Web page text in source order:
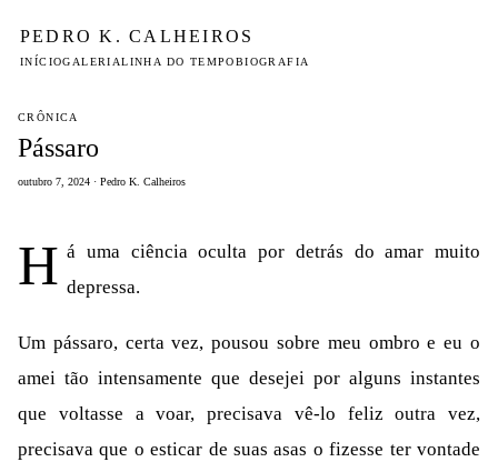
PEDRO K. CALHEIROS
INÍCIOGALERIALINHA DO TEMPOBIOGRAFIA
CRÔNICA
Pássaro
outubro 7, 2024 · Pedro K. Calheiros
H á uma ciência oculta por detrás do amar muito
depressa.
Um pássaro, certa vez, pousou sobre meu ombro e eu o
amei tão intensamente que desejei por alguns instantes
que voltasse a voar, precisava vê-lo feliz outra vez,
precisava que o esticar de suas asas o fizesse ter vontade